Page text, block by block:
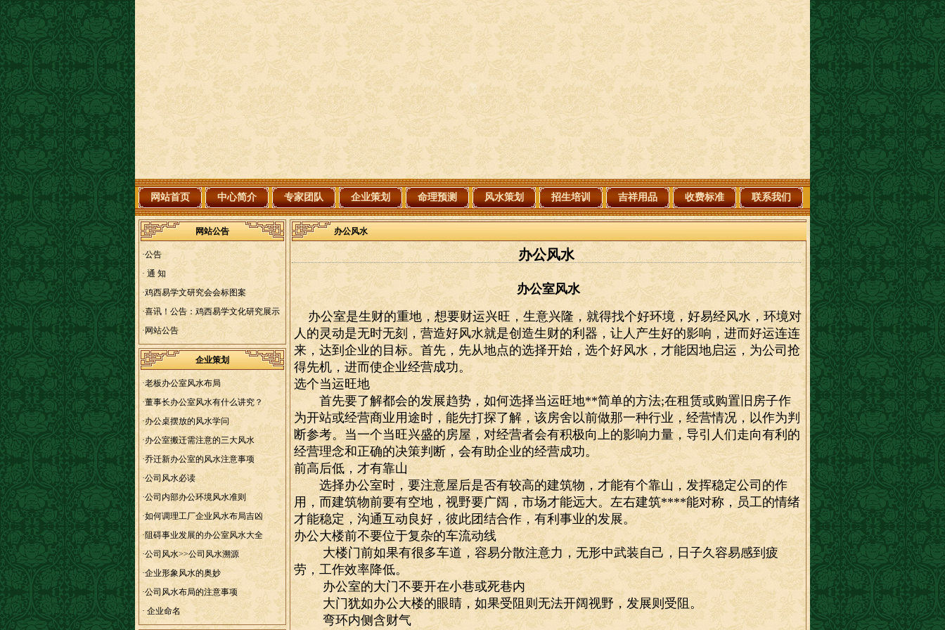
网站首页 中心简介 专家团队 企业策划 命理预测 风水策划 招生培训 吉祥用品 收费标准 联系我们
网站公告
·公告
·通 知
·鸡西易学文研究会会标图案
·喜讯！公告：鸡西易学文化研究展示
大“大舞台”！
· 网站公告
企业策划
·老板办公室风水布局
·董事长办公室风水有什么讲究？
·办公桌摆放的风水学问
·办公室搬迁需注意的三大风水
·乔迁新办公室的风水注意事项
·公司风水必读
·公司内部办公环境风水准则
·如何调理工厂企业风水布局吉凶
·阻碍事业发展的办公室风水大全
·公司风水>>公司风水溯源
·企业形象风水的奥妙
·公司风水布局的注意事项
·企业命名
办公风水
办公风水
办公室风水
办公室是生财的重地，想要财运兴旺，生意兴隆，就得找个好环境，好易经风水，环境对
人的灵动是无时无刻，营造好风水就是创造生财的利器，让人产生好的影响，进而好运连连
来，达到企业的目标。首先，先从地点的选择开始，选个好风水，才能因地启运，为公司抢
得先机，进而使企业经营成功。
选个当运旺地
首先要了解都会的发展趋势，如何选择当运旺地**简单的方法;在租赁或购置旧房子作
为开站或经营商业用途时，能先打探了解，该房舍以前做那一种行业，经营情况，以作为判
断参考。当一个当旺兴盛的房屋，对经营者会有积极向上的影响力量，导引人们走向有利的
经营理念和正确的决策判断，会有助企业的经营成功。
前高后低，才有靠山
选择办公室时，要注意屋后是否有较高的建筑物，才能有个靠山，发挥稳定公司的作
用，而建筑物前要有空地，视野要广阔，市场才能远大。左右建筑****能对称，员工的情绪
才能稳定，沟通互动良好，彼此团结合作，有利事业的发展。
办公大楼前不要位于复杂的车流动线
大楼门前如果有很多车道，容易分散注意力，无形中武装自己，日子久容易感到疲
劳，工作效率降低。
办公室的大门不要开在小巷或死巷内
大门犹如办公大楼的眼睛，如果受阻则无法开阔视野，发展则受阻。
弯环内侧含财气